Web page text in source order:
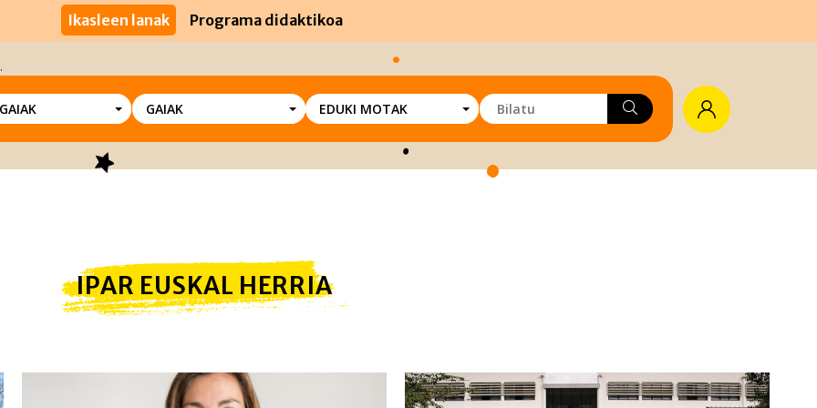
Ikasleen lanak Programa didaktikoa
GAIAK EDUKI MOTAK
IPAR EUSKAL HERRIA